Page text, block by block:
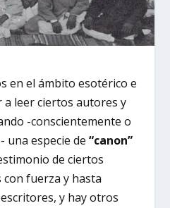
en el ámbito esotérico e
a leer ciertos autores y
-conscientemente o
una especie de “canon”
de ciertos
fuerza y hasta
y hay otros